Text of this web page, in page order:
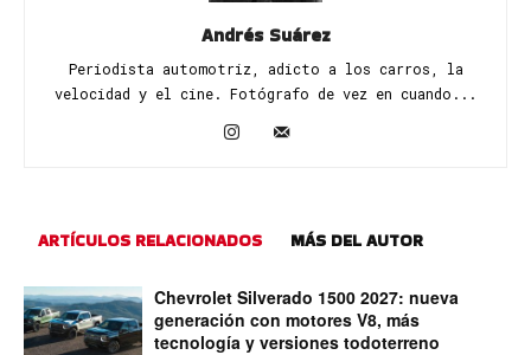
Andrés Suárez
Periodista automotriz, adicto a los carros, la
velocidad y el cine. Fotógrafo de vez en cuando...
ARTÍCULOS RELACIONADOS MÁS DEL AUTOR
Chevrolet Silverado 1500 2027: nueva
generación con motores V8, más
tecnología y versiones todoterreno